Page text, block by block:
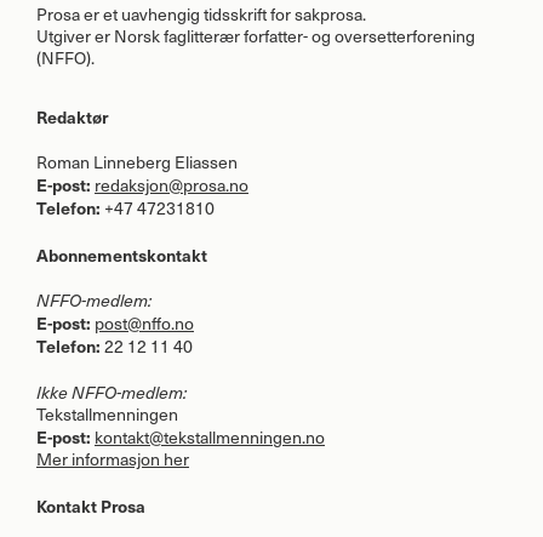
Prosa er et uavhengig tidsskrift for sakprosa.
Utgiver er Norsk faglitterær forfatter- og oversetterforening
(NFFO).
Redaktør
Roman Linneberg Eliassen
E-post: redaksjon@prosa.no
Telefon: +47 47231810
Abonnementskontakt
NFFO-medlem:
E-post: post@nffo.no
Telefon: 22 12 11 40
IkkeNFFO-medlem:
Tekstallmenningen
E-post: kontakt@tekstallmenningen.no
Mer informasjon her
Kontakt Prosa